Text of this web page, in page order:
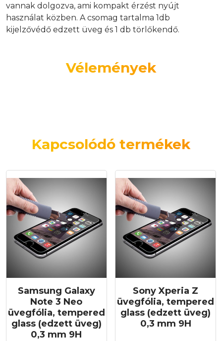
vannak dolgozva, ami kompakt érzést nyújt
használat közben. A csomag tartalma 1db
kijelzővédő edzett üveg és 1 db törlőkendő.
Vélemények
Kapcsolódó termékek
Samsung Galaxy
Note 3 Neo
üvegfólia, tempered
glass (edzett üveg)
0,3 mm 9H
Sony Xperia Z
üvegfólia, tempered
glass (edzett üveg)
0,3 mm 9H